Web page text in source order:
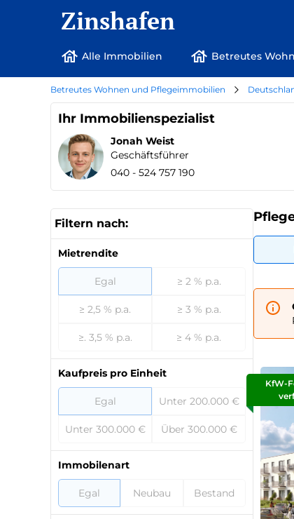
Zinshafen
Alle Immobilien Betreutes
Betreutes Wohnen und Pflegeimmobilien
Ihr Immobilienspezialist
Jonah Weist
Geschäftsführer
040 - 524 757 190
Filtern nach:
Mietrendite
Egal ≥ 2 % p.a.
≥ 2,5 % p.a. ≥ 3 % p.a.
≥. 3,5 % p.a. ≥ 4 % p.a.
Kaufpreis pro Einheit
Egal Unter 200.000 €
Unter 300.000 € Über 300.000 €
Immobilenart
Egal Neubau Bestand
KfW-